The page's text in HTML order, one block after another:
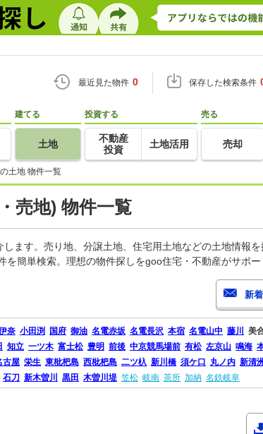
最近見た物件 0 保存した検索条件
建てる
土地
投資する
不動産
投資
土地活用
売る
売却
土地 物件一覧
売地) 物件一覧
ます。売り地、分譲土地、住宅用土地などの土地情報
簡単検索。理想の物件探しをgoo住宅・不動産がサポー
奈 小田渕 国府 御油 名電赤坂 名電長沢 本宿 名電山中 藤川 美
知立 一ツ木 富士松 豊明 前後 中京競馬場前 有松 左京山 鳴海
古屋 栄生 東枇杷島 西枇杷島 二ツ杁 新川橋 須ケ口 丸ノ内 新清洲
石刀 新木曽川 黒田 木曽川堤 笠松 岐南 茶所 加納 名鉄岐阜